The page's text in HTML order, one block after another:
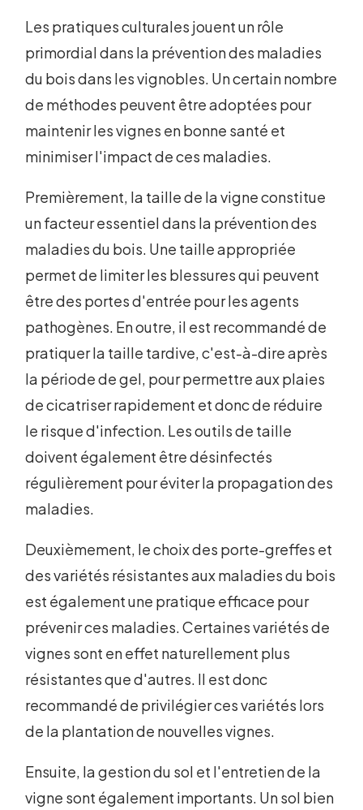
Les pratiques culturales jouent un rôle
primordial dans la prévention des maladies
du bois dans les vignobles. Un certain nombre
de méthodes peuvent être adoptées pour
maintenir les vignes en bonne santé et
minimiser l'impact de ces maladies.
Premièrement, la taille de la vigne constitue
un facteur essentiel dans la prévention des
maladies du bois. Une taille appropriée
permet de limiter les blessures qui peuvent
être des portes d'entrée pour les agents
pathogènes. En outre, il est recommandé de
pratiquer la taille tardive, c'est-à-dire après
la période de gel, pour permettre aux plaies
de cicatriser rapidement et donc de réduire
le risque d'infection. Les outils de taille
doivent également être désinfectés
régulièrement pour éviter la propagation des
maladies.
Deuxièmement, le choix des porte-greffes et
des variétés résistantes aux maladies du bois
est également une pratique efficace pour
prévenir ces maladies. Certaines variétés de
vignes sont en effet naturellement plus
résistantes que d'autres. Il est donc
recommandé de privilégier ces variétés lors
de la plantation de nouvelles vignes.
Ensuite, la gestion du sol et l'entretien de la
vigne sont également importants. Un sol bien